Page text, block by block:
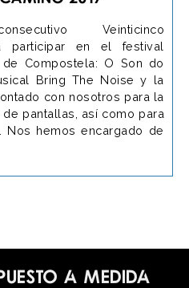
Veinticinco
participar en el festival
Compostela: O Son do
Bring The Noise y la
con nosotros para la
pantallas, así como para
Nos hemos encargado de
a medida